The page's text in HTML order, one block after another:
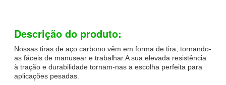
Descrição do produto:
Nossas tiras de aço carbono vêm em forma de tira, tornando-
as fáceis de manusear e trabalhar.A sua elevada resistência
à tração e durabilidade tornam-nas a escolha perfeita para
aplicações pesadas.